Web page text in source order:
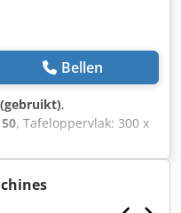
Bellen
,
, Tafeloppervlak: 300 x
mm
Afstandstafel /
rpm Voeding: ca. 5
Snelle doortocht: